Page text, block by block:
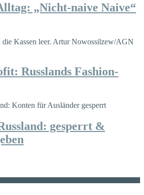
„Nicht-naive Naive“
Russlands Fashion-
gesperrt &